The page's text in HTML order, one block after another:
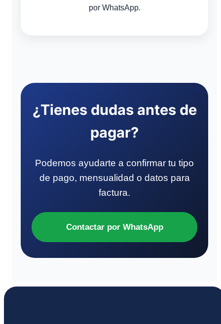
por WhatsApp.
¿Tienes dudas antes de
pagar?
Podemos ayudarte a confirmar tu tipo
de pago, mensualidad o datos para
factura.
Contactar por WhatsApp